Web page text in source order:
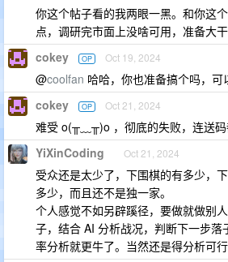
你这个帖子看的我两眼一黑。和你这
点，调研完市面上没啥可用，准备大
cokey OP Oct 19, 2024
@coolfan 哈哈，你也准备搞个吗，可
cokey OP Oct 21, 2024
难受 o(╥﹏╥)o ，彻底的失败，连送码
YiXinCoding Oct 21, 2024
受众还是太少了，下围棋的有多少，
多少，而且还不是独一家。
个人感觉不如另辟蹊径，要做就做别
子，结合 AI 分析战况，判断下一步落
率分析就更牛了。当然还是得分析可